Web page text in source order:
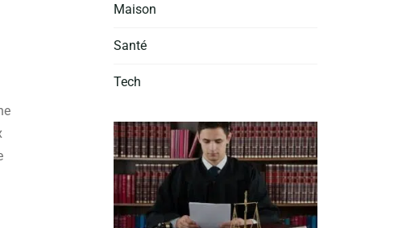
Maison
Santé
Tech